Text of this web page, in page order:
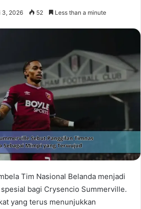
3, 2026 52 Less than a minute
Tim Nasional Belanda menjadi
bagi Crysencio Summerville.
yang terus menunjukkan